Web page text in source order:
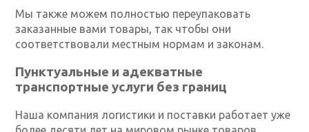
Мы также можем полностью переупаковать
заказанные вами товары, так чтобы они
соответствовали местным нормам и законам.
Пунктуальные и адекватные
транспортные услуги без границ
Наша компания логистики и поставки работает уже